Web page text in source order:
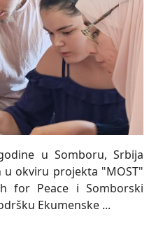
u Somboru, Srbija
okviru projekta "MOST"
for Peace i Somborski
Ekumenske ...